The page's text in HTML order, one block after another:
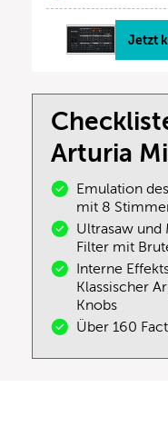
Jetzt
Arturia
Emulation
mit 8
Ultrasaw und
Filter mit
Interne
Klassischer
Knobs
Über 160